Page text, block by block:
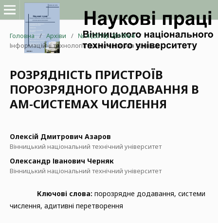
Головна / Архіви / № 4 (2010): 2010№4 /
Інформаційні технології та комп'ютерна техніка
РОЗРЯДНІСТЬ ПРИСТРОЇВ
ПОРОЗРЯДНОГО ДОДАВАННЯ В
АМ-СИСТЕМАХ ЧИСЛЕННЯ
Олексій Дмитрович Азаров
Вінницький національний технічний університет
Олександр Іванович Черняк
Вінницький національний технічний університет
Ключові слова: порозрядне додавання, системи
числення, адитивні перетворення